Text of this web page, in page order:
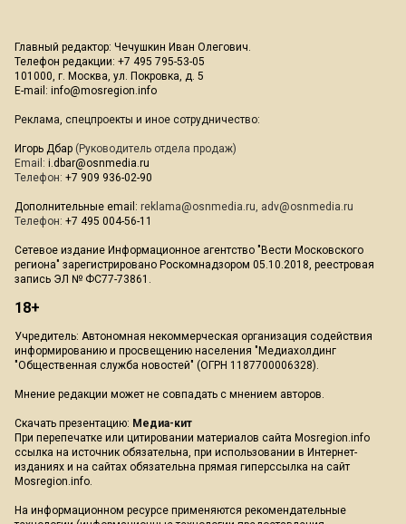
Главный редактор: Чечушкин Иван Олегович.
Телефон редакции: +7 495 795-53-05
101000, г. Москва, ул. Покровка, д. 5
E-mail: info@mosregion.info
Реклама, спецпроекты и иное сотрудничество:
Игорь Дбар (Руководитель отдела продаж)
Email: i.dbar@osnmedia.ru
Телефон: +7 909 936-02-90
Дополнительные email: reklama@osnmedia.ru, adv@osnmedia.ru
Телефон: +7 495 004-56-11
Сетевое издание Информационное агентство "Вести Московского
региона" зарегистрировано Роскомнадзором 05.10.2018, реестровая
запись ЭЛ № ФС77-73861.
18+
Учредитель: Автономная некоммерческая организация содействия
информированию и просвещению населения "Медиахолдинг
"Общественная служба новостей" (ОГРН 1187700006328).
Мнение редакции может не совпадать с мнением авторов.
Скачать презентацию: Медиа-кит
При перепечатке или цитировании материалов сайта Mosregion.info
ссылка на источник обязательна, при использовании в Интернет-
изданиях и на сайтах обязательна прямая гиперссылка на сайт
Mosregion.info.
На информационном ресурсе применяются рекомендательные